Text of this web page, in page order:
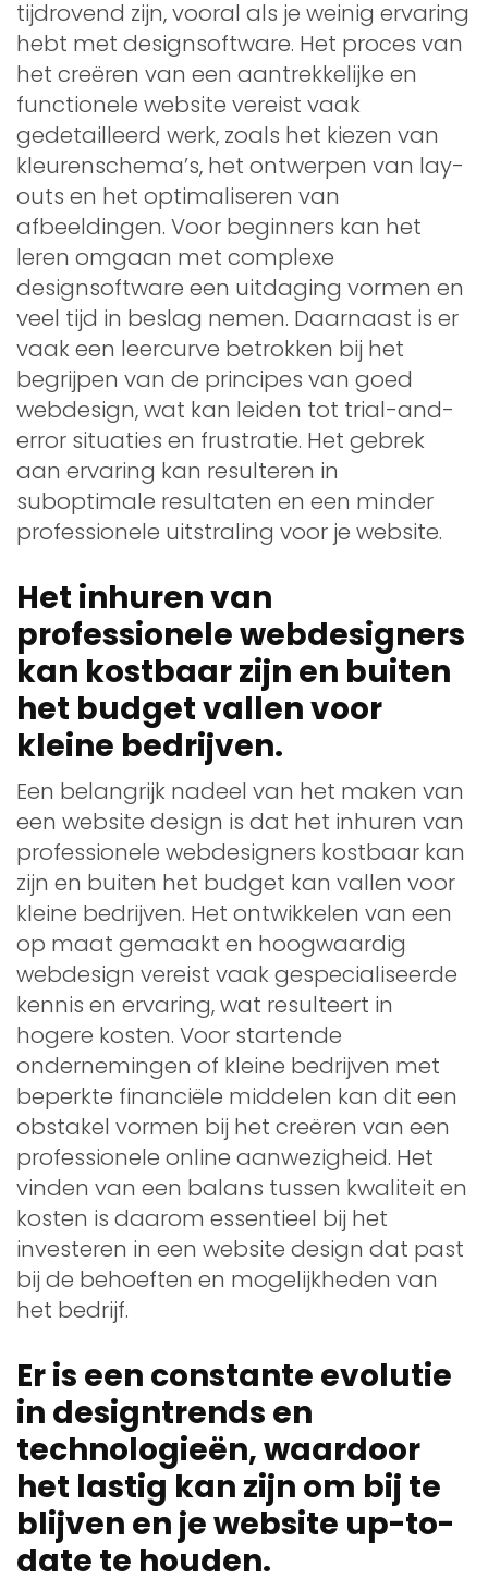
tijdrovend zijn, vooral als je weinig ervaring
hebt met designsoftware. Het proces van
het creëren van een aantrekkelijke en
functionele website vereist vaak
gedetailleerd werk, zoals het kiezen van
kleurenschema’s, het ontwerpen van lay-
outs en het optimaliseren van
afbeeldingen. Voor beginners kan het
leren omgaan met complexe
designsoftware een uitdaging vormen en
veel tijd in beslag nemen. Daarnaast is er
vaak een leercurve betrokken bij het
begrijpen van de principes van goed
webdesign, wat kan leiden tot trial-and-
error situaties en frustratie. Het gebrek
aan ervaring kan resulteren in
suboptimale resultaten en een minder
professionele uitstraling voor je website.
Het inhuren van
professionele webdesigners
kan kostbaar zijn en buiten
het budget vallen voor
kleine bedrijven.
Een belangrijk nadeel van het maken van
een website design is dat het inhuren van
professionele webdesigners kostbaar kan
zijn en buiten het budget kan vallen voor
kleine bedrijven. Het ontwikkelen van een
op maat gemaakt en hoogwaardig
webdesign vereist vaak gespecialiseerde
kennis en ervaring, wat resulteert in
hogere kosten. Voor startende
ondernemingen of kleine bedrijven met
beperkte financiële middelen kan dit een
obstakel vormen bij het creëren van een
professionele online aanwezigheid. Het
vinden van een balans tussen kwaliteit en
kosten is daarom essentieel bij het
investeren in een website design dat past
bij de behoeften en mogelijkheden van
het bedrijf.
Er is een constante evolutie
in designtrends en
technologieën, waardoor
het lastig kan zijn om bij te
blijven en je website up-to-
date te houden.